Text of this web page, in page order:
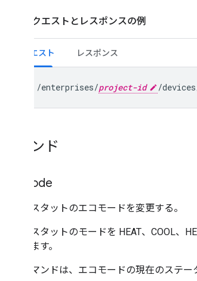
GET リクエストとレスポンスの例
リクエスト レスポンス
GET /enterprises/project-id /
コマンド
Mode
サーモスタットのエコモードを変更する。
サーモスタットのモードを HEAT、COOL、
使用します。
このコマンドは、エコモードの現在のステ